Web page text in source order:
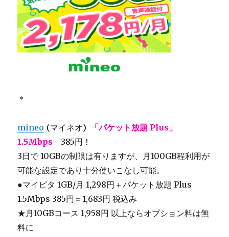
＊
mineo (マイネオ)
「パケット放題 Plus」
1.5Mbps 385円！
3日で 10GBの制限は有りますが、月100GB程利用が
可能な設定であり十分使いこなし可能。
●マイピタ 1GB/月 1,298円＋パケット放題 Plus
1.5Mbps 385円＝1,683円 税込み
★月10GBコース 1,958円 以上ならオプション料は無
料に